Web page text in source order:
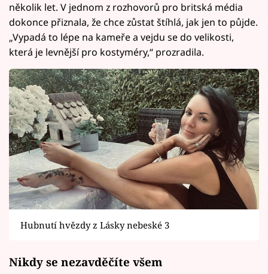
několik let. V jednom z rozhovorů pro britská média
dokonce přiznala, že chce zůstat štíhlá, jak jen to půjde.
„Vypadá to lépe na kameře a vejdu se do velikosti,
která je levnější pro kostyméry,“ prozradila.
Hubnutí hvězdy z Lásky nebeské 3
Nikdy se nezavděčíte všem